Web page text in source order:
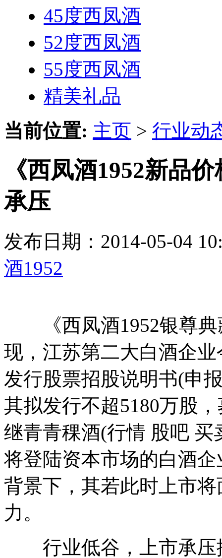
45度西凤酒
52度西凤酒
55度西凤酒
精美礼品
当前位置: 主页 > 行业动
《西凤酒1952新品
承压
发布日期：2014-05-04
酒1952
《西凤酒1952银尊典
现，江苏第二大白酒企
发行股票招股说明书(申
其拟发行不超5180万股
继青青稞酒(行情 股吧 买
将登陆资本市场的白酒
背景下，其若此时上市
力。
行业低谷，上市承压